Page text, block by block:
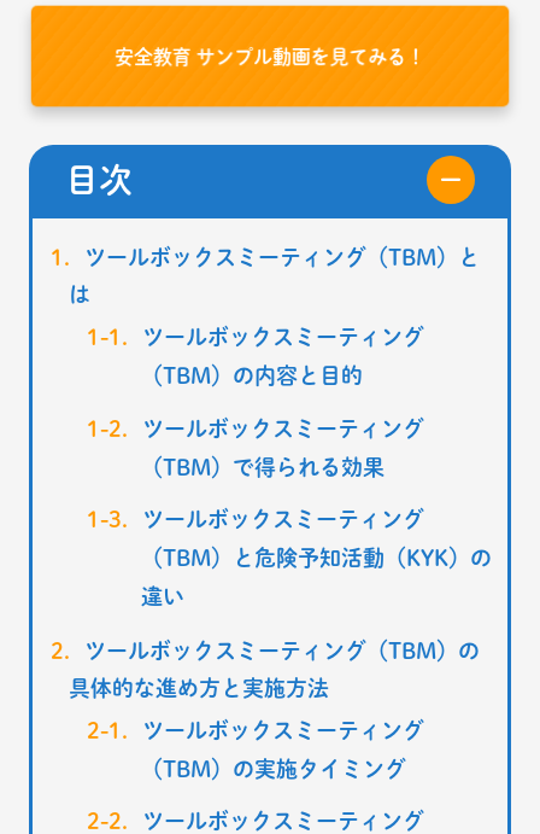
安全教育 サンプル動画を見てみる！
目次
ツールボックスミーティング（TBM）と
は
ツールボックスミーティング
（TBM）の内容と目的
ツールボックスミーティング
（TBM）で得られる効果
ツールボックスミーティング
（TBM）と危険予知活動（KYK）の
違い
ツールボックスミーティング（TBM）の
具体的な進め方と実施方法
ツールボックスミーティング
（TBM）の実施タイミング
ツールボックスミーティング